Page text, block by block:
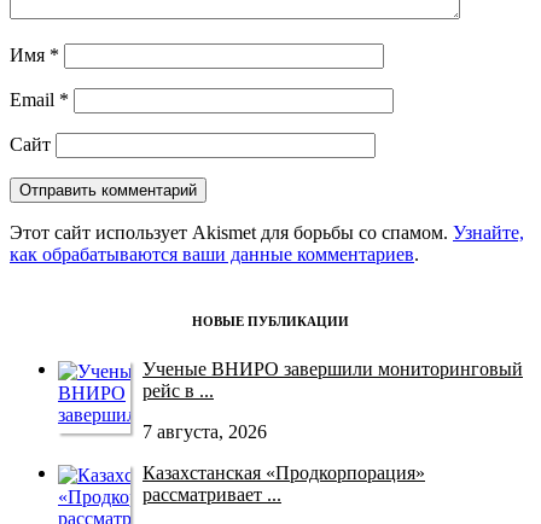
Имя *
Email *
Сайт
Этот сайт использует Akismet для борьбы со спамом. Узнайте,
как обрабатываются ваши данные комментариев.
НОВЫЕ ПУБЛИКАЦИИ
Ученые ВНИРО завершили мониторинговый
рейс в ...
7 августа, 2026
Казахстанская «Продкорпорация»
рассматривает ...